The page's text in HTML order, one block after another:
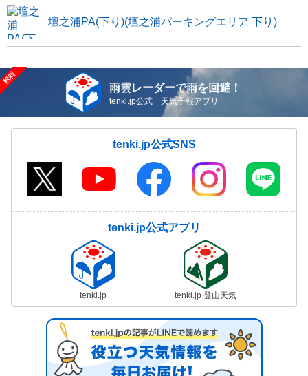
壇之浦PA(下り)(壇之浦パーキングエリア 下り)
雨雲レーダーで雨を回避！
tenki.jp公式 天気予報アプリ
tenki.jp公式SNS
tenki.jp公式アプリ
tenki.jp tenki.jp 登山天気